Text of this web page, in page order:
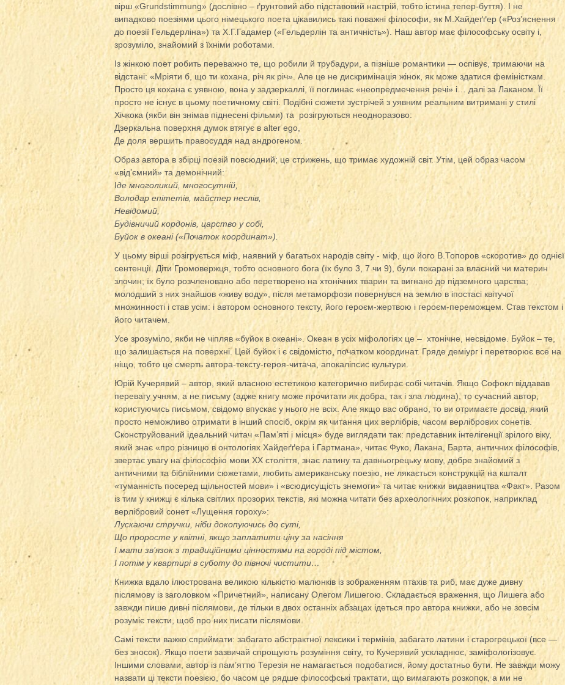
вірш «Grundstimmung» (дослівно – ґрунтовий або підставовий настрій, тобто істина тепер-буття). І не
випадково поезіями цього німецького поета цікавились такі поважні філософи, як М.Хайдеґґер («Роз’яснення
до поезії Гельдерліна») та Х.Г.Гадамер («Гельдерлін та античність»). Наш автор має філософську освіту і,
зрозуміло, знайомий з їхніми роботами.
Із жінкою поет робить переважно те, що робили й трубадури, а пізніше романтики — оспівує, тримаючи на
відстані: «Мріяти б, що ти кохана, річ як річ». Але це не дискримінація жінок, як може здатися феміністкам.
Просто ця кохана є уявною, вона у задзеркаллі, її поглинає «неопредмечення речі» і… далі за Лаканом. Її
просто не існує в цьому поетичному світі. Подібні сюжети зустрічей з уявним реальним витримані у стилі
Хічкока (якби він знімав піднесені фільми) та розігруються неодноразово:
Дзеркальна поверхня думок втягує в alter ego,
Де доля вершить правосуддя над андрогеном.
Образ автора в збірці поезій повсюдний; це стрижень, що тримає художній світ. Утім, цей образ часом
«від’ємний» та демонічний:
Іде многоликий, многосутній,
Володар епітетів, майстер неслів,
Невідомий,
Будівничий кордонів, царство у собі,
Буйок в океані («Початок координат»).
У цьому вірші розігрується міф, наявний у багатьох народів світу - міф, що його В.Топоров «скоротив» до однієї
сентенції. Діти Громовержця, тобто основного бога (їх було 3, 7 чи 9), були покарані за власний чи материн
злочин; їх було розчленовано або перетворено на хтонічних тварин та вигнано до підземного царства;
молодший з них знайшов «живу воду», після метаморфози повернувся на землю в іпостасі квітучої
множинності і став усім: і автором основного тексту, його героєм-жертвою і героєм-переможцем. Став текстом і
його читачем.
Усе зрозуміло, якби не чіпляв «буйок в океані». Океан в усіх міфологіях це – хтонічне, несвідоме. Буйок – те,
що залишається на поверхні. Цей буйок і є свідомістю, початком координат. Гряде деміург і перетворює все на
ніщо, тобто це смерть автора-тексту-героя-читача, апокаліпсис культури.
Юрій Кучерявий – автор, який власною естетикою категорично вибирає собі читачів. Якщо Софокл віддавав
перевагу учням, а не письму (адже книгу може прочитати як добра, так і зла людина), то сучасний автор,
користуючись письмом, свідомо впускає у нього не всіх. Але якщо вас обрано, то ви отримаєте досвід, який
просто неможливо отримати в інший спосіб, окрім як читання цих верлібрів, часом верлібрових сонетів.
Сконструйований ідеальний читач «Пам’яті і місця» буде виглядати так: представник інтелігенції зрілого віку,
який знає «про різницю в онтологіях Хайдеґґера і Гартмана», читає Фуко, Лакана, Барта, античних філософів,
звертає увагу на філософію мови ХХ століття, знає латину та давньогрецьку мову, добре знайомий з
античними та біблійними сюжетами, любить американську поезію, не лякається конструкцій на кшталт
«туманність посеред щільностей мови» і «всюдисущість знемоги» та читає книжки видавництва «Факт». Разом
із тим у книжці є кілька світлих прозорих текстів, які можна читати без археологічних розкопок, наприклад
верлібровий сонет «Лущення гороху»:
Лускаючи стручки, ніби докопуючись до суті,
Що проросте у квітні, якщо заплатити ціну за насіння
І мати зв’язок з традиційними цінностями на городі під містом,
І потім у квартирі в суботу до півночі чистити…
Книжка вдало ілюстрована великою кількістю малюнків із зображенням птахів та риб, має дуже дивну
післямову із заголовком «Причетний», написану Олегом Лишегою. Складається враження, що Лишега або
завжди пише дивні післямови, де тільки в двох останніх абзацах ідеться про автора книжки, або не зовсім
розуміє тексти, щоб про них писати післямови.
Самі тексти важко сприймати: забагато абстрактної лексики і термінів, забагато латини і старогрецької (все —
без зносок). Якщо поети зазвичай спрощують розуміння світу, то Кучерявий ускладнює, заміфологізовує.
Іншими словами, автор із пам’яттю Терезія не намагається подобатися, йому достатньо бути. Не завжди можу
назвати ці тексти поезією, бо часом це рядше філософські трактати, що вимагають розкопок, а ми не